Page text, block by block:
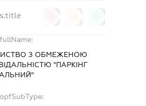
З ОБМЕЖЕНОЮ
"ПАРКІНГ